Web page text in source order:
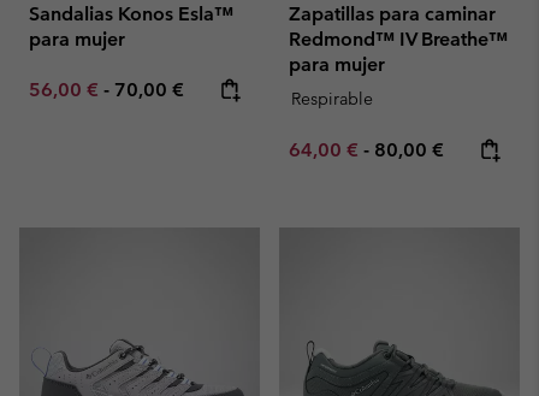
Sandalias Konos Esla™
para mujer
Minimum sale price:
56,00 € - Maximum price:
70,00 €
Zapatillas para caminar
Redmond™ IV Breathe™
para mujer
Respirable
Minimum sale price:
64,00 € - Maximum price:
80,00 €